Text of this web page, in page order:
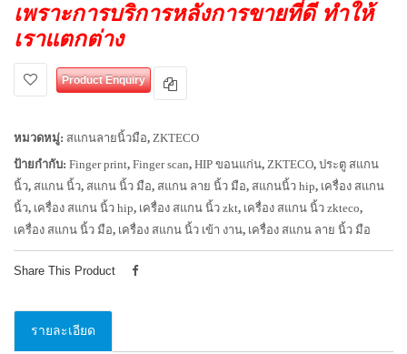
เพราะการบริการหลังการขายที่ดี ทำให้
เราแตกต่าง
Product Enquiry
หมวดหมู่: สแกนลายนิ้วมือ, ZKTECO
ป้ายกำกับ: Finger print, Finger scan, HIP ขอนแก่น, ZKTECO, ประตู สแกน
นิ้ว, สแกน นิ้ว, สแกน นิ้ว มือ, สแกน ลาย นิ้ว มือ, สแกนนิ้ว hip, เครื่อง สแกน
นิ้ว, เครื่อง สแกน นิ้ว hip, เครื่อง สแกน นิ้ว zkt, เครื่อง สแกน นิ้ว zkteco,
เครื่อง สแกน นิ้ว มือ, เครื่อง สแกน นิ้ว เข้า งาน, เครื่อง สแกน ลาย นิ้ว มือ
Share This Product
รายละเอียด